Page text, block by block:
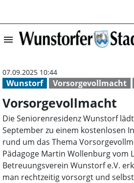
menu
Wunstorf Vorsorgevollmacht
07.09.2025 10:44
Vorsorgevollmacht
Die Seniorenresidenz Wunstorf
September zu einem kostenlosen
rund um das Thema
Pädagoge Martin Wollenburg vom
Betreuungsverein Wunstorf e.V.
man rechtzeitig vorsorgt und